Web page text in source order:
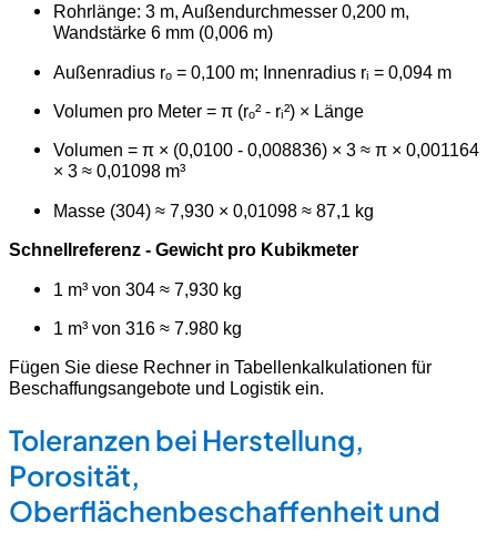
Rohrlänge: 3 m, Außendurchmesser 0,200 m,
Wandstärke 6 mm (0,006 m)
Außenradius rₒ = 0,100 m; Innenradius rᵢ = 0,094 m
Volumen pro Meter = π (rₒ² - rᵢ²) × Länge
Volumen = π × (0,0100 - 0,008836) × 3 ≈ π × 0,001164
× 3 ≈ 0,01098 m³
Masse (304) ≈ 7,930 × 0,01098 ≈ 87,1 kg
Schnellreferenz - Gewicht pro Kubikmeter
1 m³ von 304 ≈ 7,930 kg
1 m³ von 316 ≈ 7.980 kg
Fügen Sie diese Rechner in Tabellenkalkulationen für
Beschaffungsangebote und Logistik ein.
Toleranzen bei Herstellung,
Porosität,
Oberflächenbeschaffenheit und